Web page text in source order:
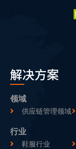
解决方案
领域
供应链管理领域
行业
鞋服行业